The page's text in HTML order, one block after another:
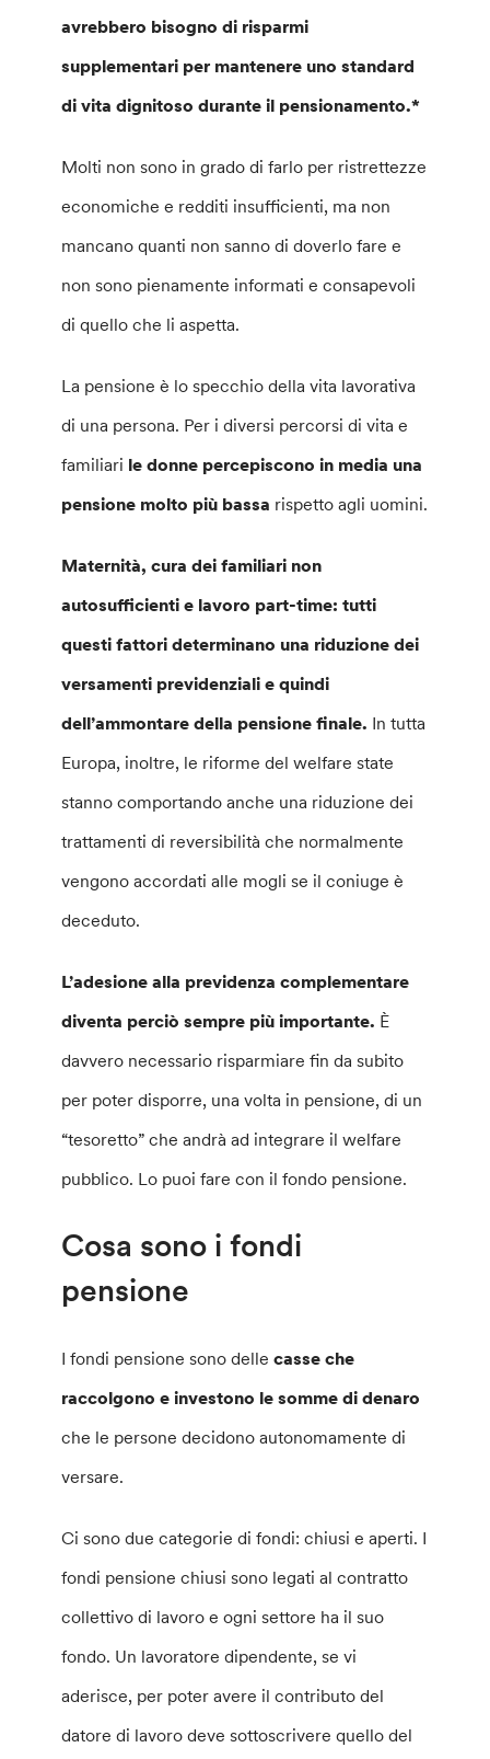
avrebbero bisogno di risparmi
supplementari per mantenere uno standard
di vita dignitoso durante il pensionamento.*
Molti non sono in grado di farlo per ristrettezze
economiche e redditi insufficienti, ma non
mancano quanti non sanno di doverlo fare e
non sono pienamente informati e consapevoli
di quello che li aspetta.
La pensione è lo specchio della vita lavorativa
di una persona. Per i diversi percorsi di vita e
familiari le donne percepiscono in media una
pensione molto più bassa rispetto agli uomini.
Maternità, cura dei familiari non
autosufficienti e lavoro part-time: tutti
questi fattori determinano una riduzione dei
versamenti previdenziali e quindi
dell’ammontare della pensione finale. In tutta
Europa, inoltre, le riforme del welfare state
stanno comportando anche una riduzione dei
trattamenti di reversibilità che normalmente
vengono accordati alle mogli se il coniuge è
deceduto.
L’adesione alla previdenza complementare
diventa perciò sempre più importante. È
davvero necessario risparmiare fin da subito
per poter disporre, una volta in pensione, di un
“tesoretto” che andrà ad integrare il welfare
pubblico. Lo puoi fare con il fondo pensione.
Cosa sono i fondi
pensione
I fondi pensione sono dellecasse che
raccolgono e investono le somme di denaro
che le persone decidono autonomamente di
versare.
Ci sono due categorie di fondi: chiusi e aperti. I
fondi pensione chiusi sono legati al contratto
collettivo di lavoro e ogni settore ha il suo
fondo. Un lavoratore dipendente, se vi
aderisce, per poter avere il contributo del
datore di lavoro deve sottoscrivere quello del